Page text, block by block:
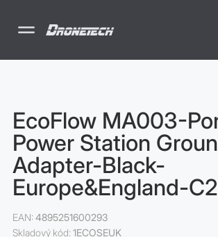
Drony
Příslušenství
Školení
Nabíjecí
stanice
SURVIVAL -
lékarničky
Elektrické
EcoFlow MA003-
Power Station
Adapter-Black-
Europe&England-
EAN: 4895251600293
Skladový kód: 1ECOSEUK